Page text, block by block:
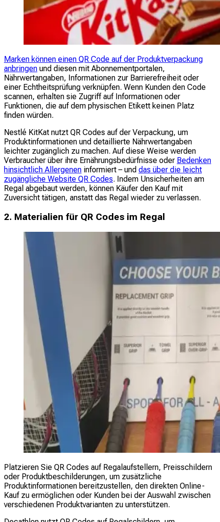
Marken können einen QR Code auf der Produktverpackung
anbringen und diesen mit Abonnementportalen,
Nährwertangaben, Informationen zur Barrierefreiheit oder
einer Echtheitsprüfung verknüpfen. Wenn Kunden den Code
scannen, erhalten sie Zugriff auf Informationen oder
Funktionen, die auf dem physischen Etikett keinen Platz
finden würden.
Nestlé KitKat nutzt QR Codes auf der Verpackung, um
Produktinformationen und detaillierte Nährwertangaben
leichter zugänglich zu machen. Auf diese Weise werden
Verbraucher über ihre Ernährungsbedürfnisse oder Bedenken
hinsichtlich Allergenen informiert – und das über die leicht
zugängliche Website QR Codes. Indem Unsicherheiten am
Regal abgebaut werden, können Käufer den Kauf mit
Zuversicht tätigen, anstatt das Regal wieder zu verlassen.
2. Materialien für QR Codes im Regal
Platzieren Sie QR Codes auf Regalaufstellern, Preisschildern
oder Produktbeschilderungen, um zusätzliche
Produktinformationen bereitzustellen, den direkten Online-
Kauf zu ermöglichen oder Kunden bei der Auswahl zwischen
verschiedenen Produktvarianten zu unterstützen.